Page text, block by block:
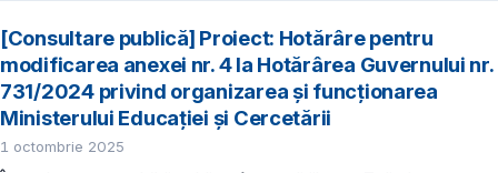
[Consultare publică] Proiect: Hotărâre pentru
modificarea anexei nr. 4 la Hotărârea Guvernului nr.
731/2024 privind organizarea şi funcţionarea
Ministerului Educaţiei și Cercetării
1 octombrie 2025